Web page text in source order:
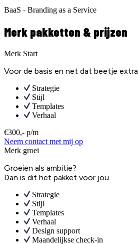
BaaS - Branding as a Service
Merk pakketten & prijzen
Merk Start
Voor de basis en net dat beetje extra
Strategie
Stijl
Templates
Verhaal
€300,- p/m
Neem contact met mij op
Merk groei
Groeien als ambitie?
Dan is dit het pakket voor jou
Strategie
Stijl
Templates
Verhaal
Design support
Maandelijkse check-in